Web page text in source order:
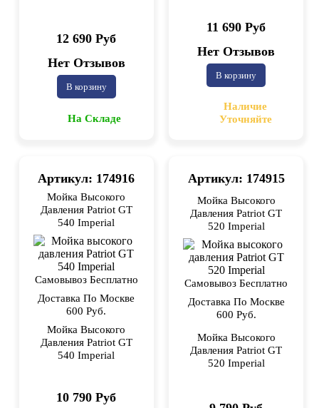
12 690 Руб
Нет Отзывов
В корзину
На Складе
11 690 Руб
Нет Отзывов
В корзину
Наличие
Уточняйте
Артикул: 174916
Мойка Высокого
Давления Patriot GT
540 Imperial
Самовывоз Бесплатно
Доставка По Москве
600 Руб.
Мойка Высокого
Давления Patriot GT
540 Imperial
10 790 Руб
Артикул: 174915
Мойка Высокого
Давления Patriot GT
520 Imperial
Самовывоз Бесплатно
Доставка По Москве
600 Руб.
Мойка Высокого
Давления Patriot GT
520 Imperial